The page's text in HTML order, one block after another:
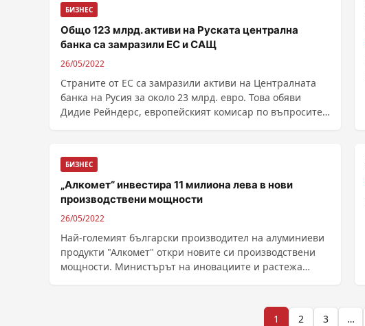
БИЗНЕС
Общо 123 млрд. активи на Руската централна
банка са замразили ЕС и САЩ
26/05/2022
Страните от ЕС са замразили активи на Централната
банка на Русия за около 23 млрд. евро. Това обяви
Дидие Рейндерс, европейският комисар по въпросите
БИЗНЕС
„Алкомет“ инвестира 11 милиона лева в нови
производствени мощности
26/05/2022
Най-големият български производител на алуминиеви
продукти "Алкомет" откри новите си производствени
мощности. Министърът на иновациите и растежа
1 2 3 …